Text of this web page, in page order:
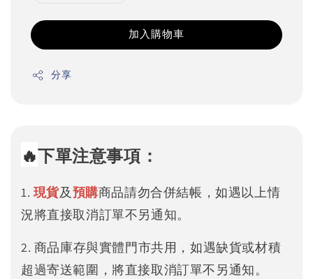
加入購物車
分享
🔥下單注意事項：
1. 現貨及預購商品請勿合併結帳，如遇以上情
況將直接取消訂單不另通知。
2. 商品庫存與實體門市共用，如遇缺貨或材積
超過寄送範圍，將直接取消訂單不另通知。